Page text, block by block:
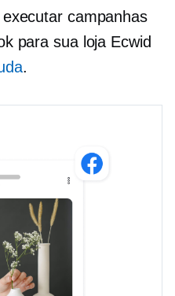
campanhas
para sua loja Ecwid
.